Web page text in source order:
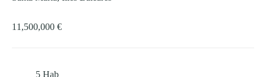
11,500,000 €
5 Hab